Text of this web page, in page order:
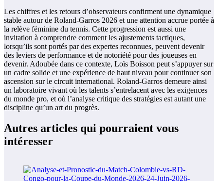
Les chiffres et les retours d’observateurs confirment une dynamique
stable autour de Roland-Garros 2026 et une attention accrue portée à
la relève féminine du tennis. Cette progression est aussi une
invitation à comprendre comment les ajustements tactiques,
lorsqu’ils sont portés par des expertes reconnues, peuvent devenir
des leviers de performance et de notoriété pour des joueuses en
devenir. Adoubée dans ce contexte, Loïs Boisson peut s’appuyer sur
un cadre solide et une expérience de haut niveau pour continuer son
ascension sur le circuit international. Roland-Garros demeure ainsi
un laboratoire vivant où les talents s’entrelacent avec les exigences
du monde pro, et où l’analyse critique des stratégies est autant une
discipline qu’un art du progrès.
Autres articles qui pourraient vous
intéresser